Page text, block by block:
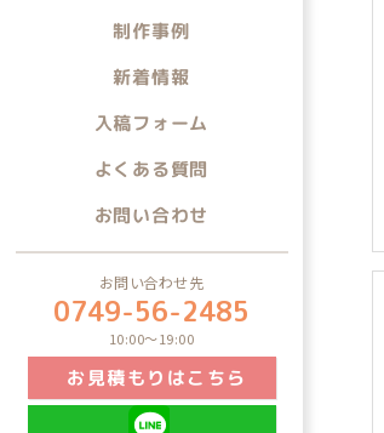
制作事例
新着情報
入稿フォーム
よくある質問
お問い合わせ
お問い合わせ先
0749-56-2485
10:00～19:00
お見積もりはこちら